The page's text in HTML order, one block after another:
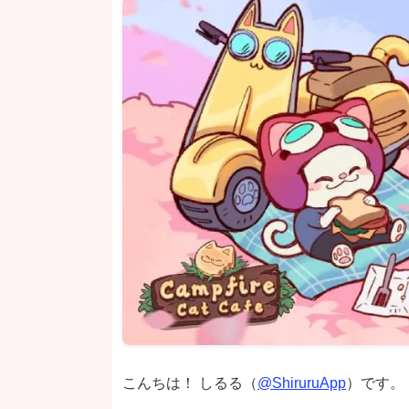
こんちは！ しるる（@ShiruruApp）です。